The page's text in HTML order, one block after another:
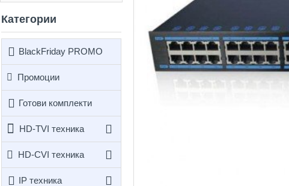
Категории
BlackFriday PROMO
Промоции
Готови комплекти
HD-TVI техника
HD-CVI техника
IP техника